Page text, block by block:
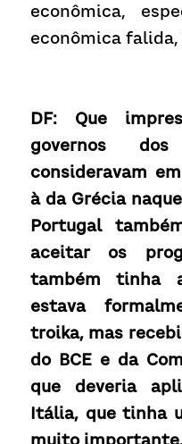
econômica,
econômica falida,
DF: Que
governos
consideravam
à da Grécia
Portugal
aceitar os
também tinha
estava
troika, mas
do BCE e da
que deveria
Itália, que tinha
muito